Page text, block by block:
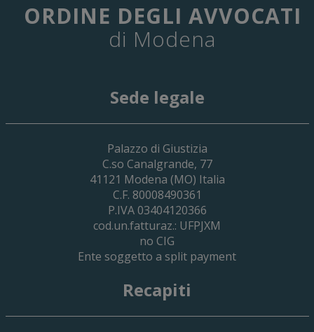
29 Giugno 2026
Cassa Forense – Elezioni Dei Delegati
2030
ORDINE DEGLI AVVOCATI
di Modena
Sede legale
Palazzo di Giustizia
C.so Canalgrande, 77
41121 Modena (MO) Italia
C.F. 80008490361
P.IVA 03404120366
cod.un.fatturaz.: UFPJXM
no CIG
Ente soggetto a split payment
Recapiti